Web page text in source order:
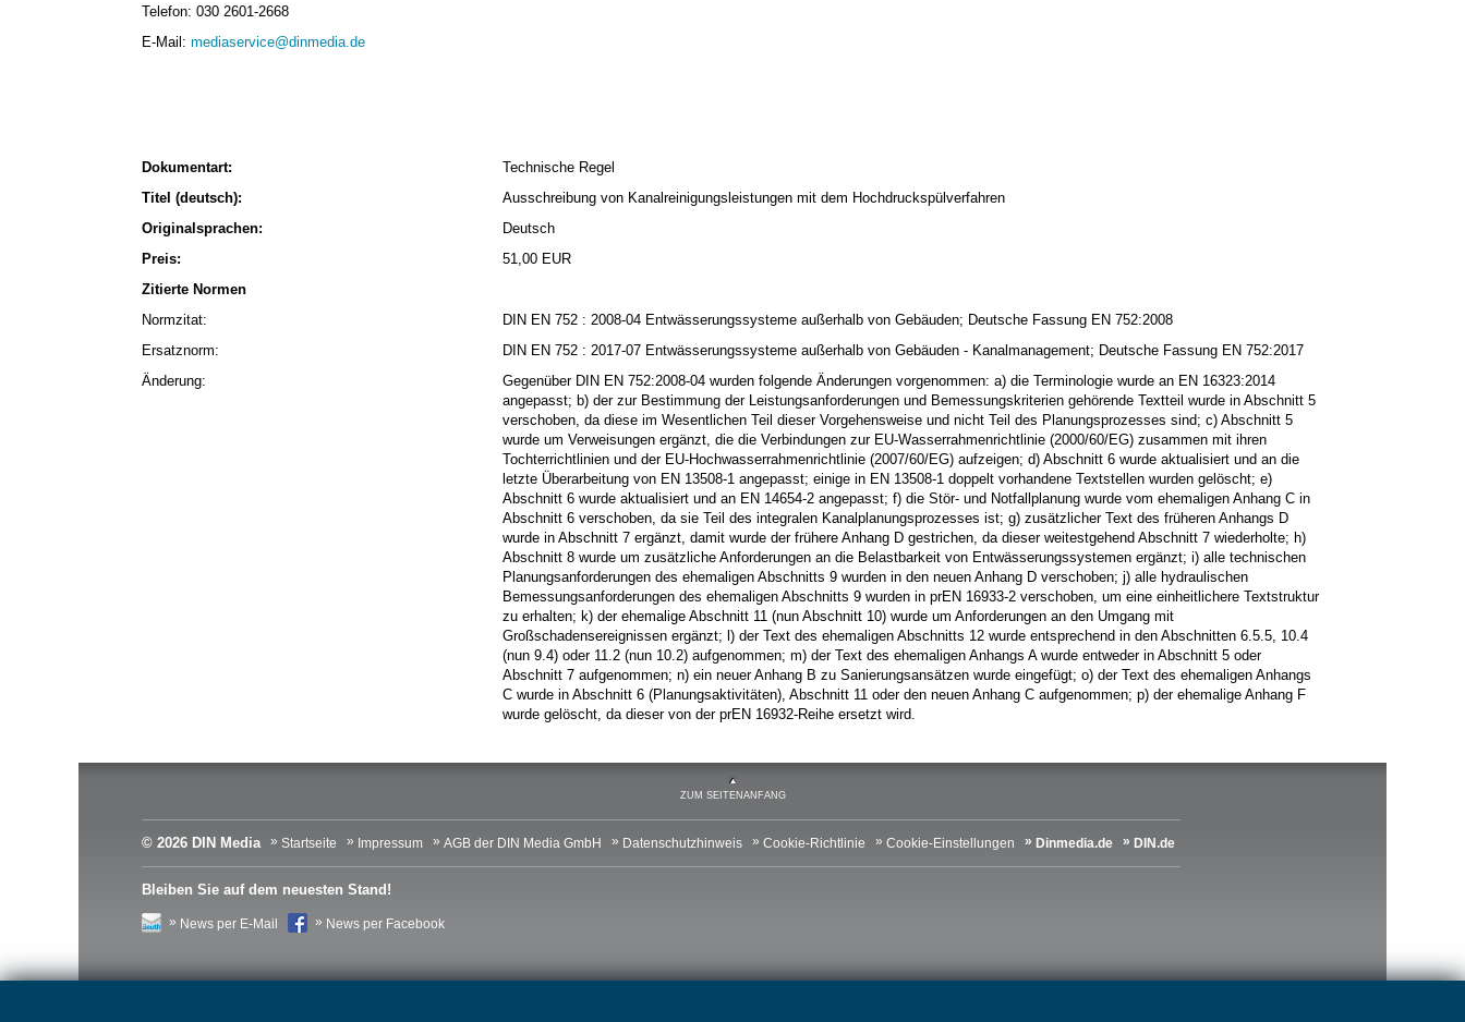
Telefon: 030 2601-2668
E-Mail: mediaservice@dinmedia.de
Dokumentart:
Technische Regel
Titel (deutsch):
Ausschreibung von Kanalreinigungsleistungen mit dem Hochdruckspülverfahren
Originalsprachen:
Deutsch
Preis:
51,00 EUR
Zitierte Normen
Normzitat:
DIN EN 752 : 2008-04 Entwässerungssysteme außerhalb von Gebäuden; Deutsche Fassung EN 752:2008
Ersatznorm:
DIN EN 752 : 2017-07 Entwässerungssysteme außerhalb von Gebäuden - Kanalmanagement; Deutsche Fassung EN 752:2017
Änderung:
Gegenüber DIN EN 752:2008-04 wurden folgende Änderungen vorgenommen: a) die Terminologie wurde an EN 16323:2014
angepasst; b) der zur Bestimmung der Leistungsanforderungen und Bemessungskriterien gehörende Textteil wurde in Abschnitt 5
verschoben, da diese im Wesentlichen Teil dieser Vorgehensweise und nicht Teil des Planungsprozesses sind; c) Abschnitt 5
wurde um Verweisungen ergänzt, die die Verbindungen zur EU-Wasserrahmenrichtlinie (2000/60/EG) zusammen mit ihren
Tochterrichtlinien und der EU-Hochwasserrahmenrichtlinie (2007/60/EG) aufzeigen; d) Abschnitt 6 wurde aktualisiert und an die
letzte Überarbeitung von EN 13508-1 angepasst; einige in EN 13508-1 doppelt vorhandene Textstellen wurden gelöscht; e)
Abschnitt 6 wurde aktualisiert und an EN 14654-2 angepasst; f) die Stör- und Notfallplanung wurde vom ehemaligen Anhang C in
Abschnitt 6 verschoben, da sie Teil des integralen Kanalplanungsprozesses ist; g) zusätzlicher Text des früheren Anhangs D
wurde in Abschnitt 7 ergänzt, damit wurde der frühere Anhang D gestrichen, da dieser weitestgehend Abschnitt 7 wiederholte; h)
Abschnitt 8 wurde um zusätzliche Anforderungen an die Belastbarkeit von Entwässerungssystemen ergänzt; i) alle technischen
Planungsanforderungen des ehemaligen Abschnitts 9 wurden in den neuen Anhang D verschoben; j) alle hydraulischen
Bemessungsanforderungen des ehemaligen Abschnitts 9 wurden in prEN 16933-2 verschoben, um eine einheitlichere Textstruktur
zu erhalten; k) der ehemalige Abschnitt 11 (nun Abschnitt 10) wurde um Anforderungen an den Umgang mit
Großschadensereignissen ergänzt; l) der Text des ehemaligen Abschnitts 12 wurde entsprechend in den Abschnitten 6.5.5, 10.4
(nun 9.4) oder 11.2 (nun 10.2) aufgenommen; m) der Text des ehemaligen Anhangs A wurde entweder in Abschnitt 5 oder
Abschnitt 7 aufgenommen; n) ein neuer Anhang B zu Sanierungsansätzen wurde eingefügt; o) der Text des ehemaligen Anhangs
C wurde in Abschnitt 6 (Planungsaktivitäten), Abschnitt 11 oder den neuen Anhang C aufgenommen; p) der ehemalige Anhang F
wurde gelöscht, da dieser von der prEN 16932-Reihe ersetzt wird.
ZUM SEITENANFANG
© 2026 DIN Media Startseite Impressum AGB der DIN Media GmbH Datenschutzhinweis Cookie-Richtlinie Cookie-Einstellungen Dinmedia.de DIN.de
Bleiben Sie auf dem neuesten Stand!
News per E-Mail News per Facebook